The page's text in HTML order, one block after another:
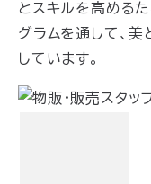
とスキルを高める
グラムを通して、
しています。